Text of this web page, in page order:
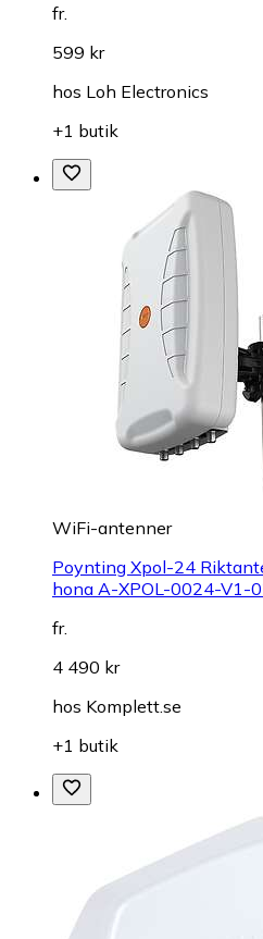
fr.
599 kr
hos Loh Electronics
+1 butik
WiFi-antenner
Poynting Xpol-24
hona A-XPOL-0024-V1-
fr.
4 490 kr
hos Komplett.se
+1 butik